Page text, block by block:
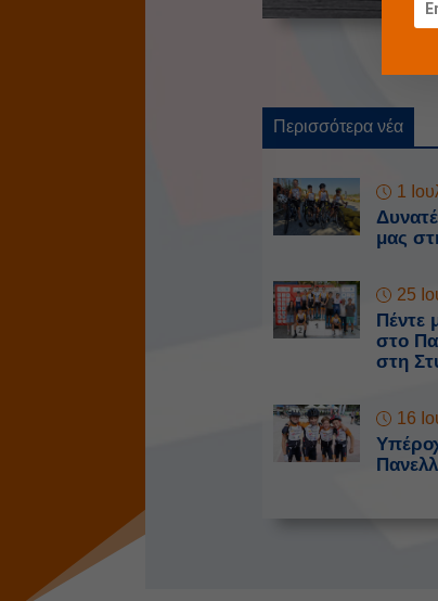
Περισσότερα νέα
1
μας
25
Πέντε
στο
στη
16